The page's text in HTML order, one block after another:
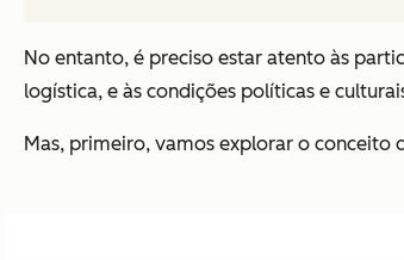
No entanto, é preciso estar atento às
logística, e às condições políticas e
Mas, primeiro, vamos explorar o conceito